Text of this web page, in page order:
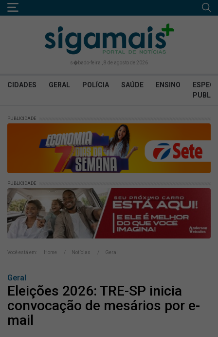
s�bado-feira , 8 de agosto de 2026
CIDADES GERAL POLÍCIA SAÚDE ENSINO
PUBLICIDADE
PUBLICIDADE
Você está em: Home Notícias Geral
Geral
Eleições 2026: TRE-SP inicia
convocação de mesários por e-
mail